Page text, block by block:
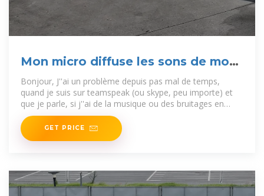
Mon micro diffuse les sons de mon
PC [Résolu]
Bonjour, J''ai un problème depuis pas mal de temps,
quand je suis sur teamspeak (ou skype, peu importe) et
que je parle, si j''ai de la musique ou des bruitages en
fond, quand
GET PRICE